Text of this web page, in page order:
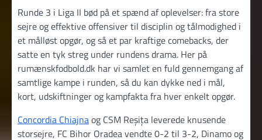
Runde 3 i Liga II bød på et spænd af oplevelser: fra store
sejre og effektive offensiver til disciplin og tålmodighed i
et målløst opgør, og så et par kraftige comebacks, der
satte en tyk streg under rundens drama. Her på
rumænskfodbold.dk har vi samlet en fuld gennemgang af
samtlige kampe i runden, så du kan dykke ned i mål,
kort, udskiftninger og kampfakta fra hver enkelt opgør.
Concordia Chiajnaog CSM Reșița leverede knusende
storsejre, FC Bihor Oradea vendte 0-2 til 3-2, Dinamo og